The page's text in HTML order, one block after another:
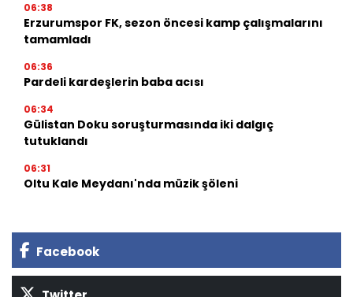
06:38
Erzurumspor FK, sezon öncesi kamp çalışmalarını
tamamladı
06:36
Pardeli kardeşlerin baba acısı
06:34
Gülistan Doku soruşturmasında iki dalgıç
tutuklandı
06:31
Oltu Kale Meydanı'nda müzik şöleni
Facebook